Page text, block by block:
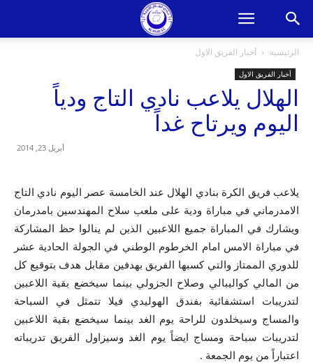
الرئيسية أخبار الفريق الاول
أخبار الفريق الاول
الهلال يلاعب نادي التاج ودياً
اليوم ويرتاح غداً
أبريل 23, 2014
يلاعب فريق الكرة بنادي الهلال عند الخامسة عصر اليوم نادي التاج
الامدرماني في مباراة ودية على ملعب سلاح المهندسين بامدرمان
ويشارك في المباراة جميع اللاعبين الذين لم ينالوا حظ المشاركة
في مباراة الامس امام الخرطوم الوطني في الجولة الحادية عشر
للدوري الممتاز والتي كسبها الفريق بهدفين مقابل هدف بتوقيع كل
من المالي كواليبالي وصلاح الجزولي بينما سيخضع بقية اللاعبين
لتدريبات استشفائية بفندق الهوليدي فيلا تتمثل في السباحة
والمساج وسيخلدون للراحة يوم الغد بينما سيخضع بقية اللاعبين
لتدريبات سباحة ومساج ايضاً يوم الغد وسيزاول الفريق تدريباته
اعتباراً من يوم الجمعة .